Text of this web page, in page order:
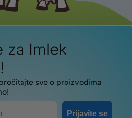
za Imlek
sve o proizvodima
Prijavite se